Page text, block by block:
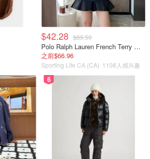
，料酒等调料，腌制一下。
$42.28 $89.50
Polo Ralph Lauren French Terry 女童连帽卫衣 7-16码
之前$66.96
Sporting Life CA (CA) 1108人感兴趣
6